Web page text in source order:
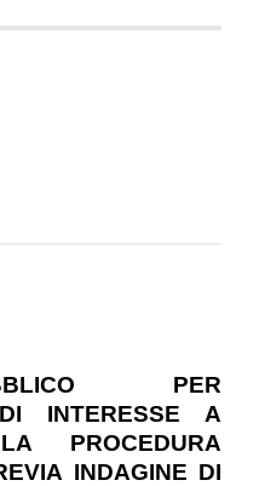
PER
DI INTERESSE A
PROCEDURA
INDAGINE DI